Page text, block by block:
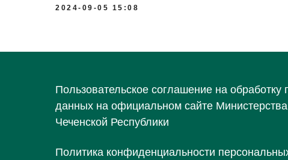
2024-09-05 15:08
Пользовательское соглашение на обработку
данных на официальном сайте
Чеченской Республики
Политика конфиденциальности